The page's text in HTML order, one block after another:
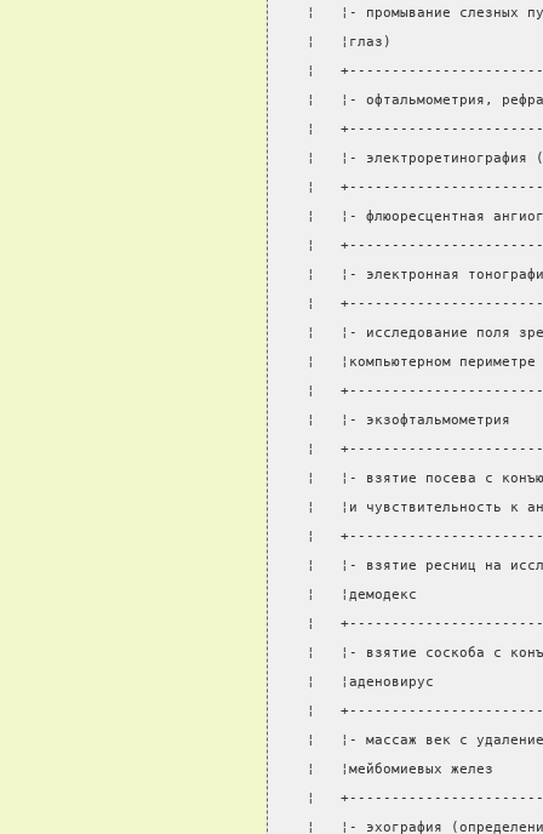
¦   ¦- промывание слезных
¦   ¦глаз)
¦
¦   ¦- офтальмометрия,
¦
¦   ¦-
¦
¦   ¦- флюоресцентная
¦
¦   ¦- электронная
¦
¦   ¦- исследование поля
¦   ¦компьютерном
¦
¦   ¦-
¦
¦   ¦- взятие посева с
¦   ¦и
¦
¦   ¦- взятие ресниц на
¦   ¦демодекс
¦
¦   ¦- взятие соскоба с
¦   ¦аденовирус
¦
¦   ¦- массаж век с
¦   ¦мейбомиевых
¦
¦   ¦- эхография